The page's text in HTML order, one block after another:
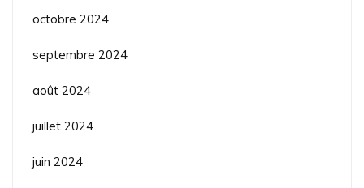
octobre 2024
septembre 2024
août 2024
juillet 2024
juin 2024